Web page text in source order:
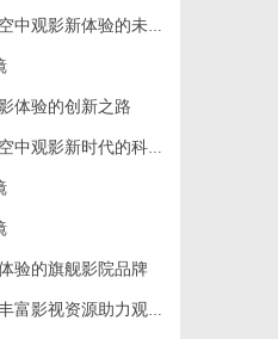
影新体验的未来趋势
体验的创新之路
影新时代的科技体验
验的旗舰影院品牌
资源助力观影体验升级